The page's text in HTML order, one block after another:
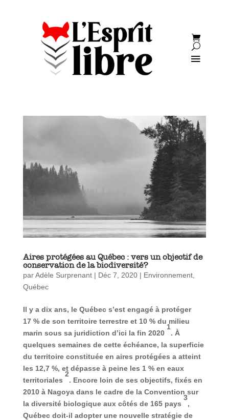
Aires protégées au Québec : vers un objectif de
conservation de la biodiversité?
parAdèle Surprenant| Déc 7, 2020| Environnement,
Québec
Il y a dix ans, le Québec s’est engagé à protéger
17 % de son territoire terrestre et 10 % du milieu
marin sous sa juridiction d’ici la fin 2020
1
. À
quelques semaines de cette échéance, la superficie
du territoire constituée en aires protégées a atteint
les 12,7 %, et dépasse à peine les 1 % en eaux
territoriales
2
. Encore loin de ses objectifs, fixés en
2010 à Nagoya dans le cadre de la Convention sur
la diversité biologique aux côtés de 165 pays
3
,
Québec doit-il adopter une nouvelle stratégie de